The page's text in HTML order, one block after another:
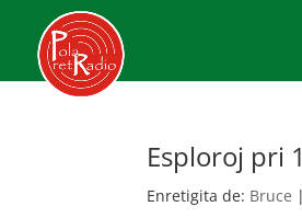
Esploroj pri
Enretigita de: Bruce